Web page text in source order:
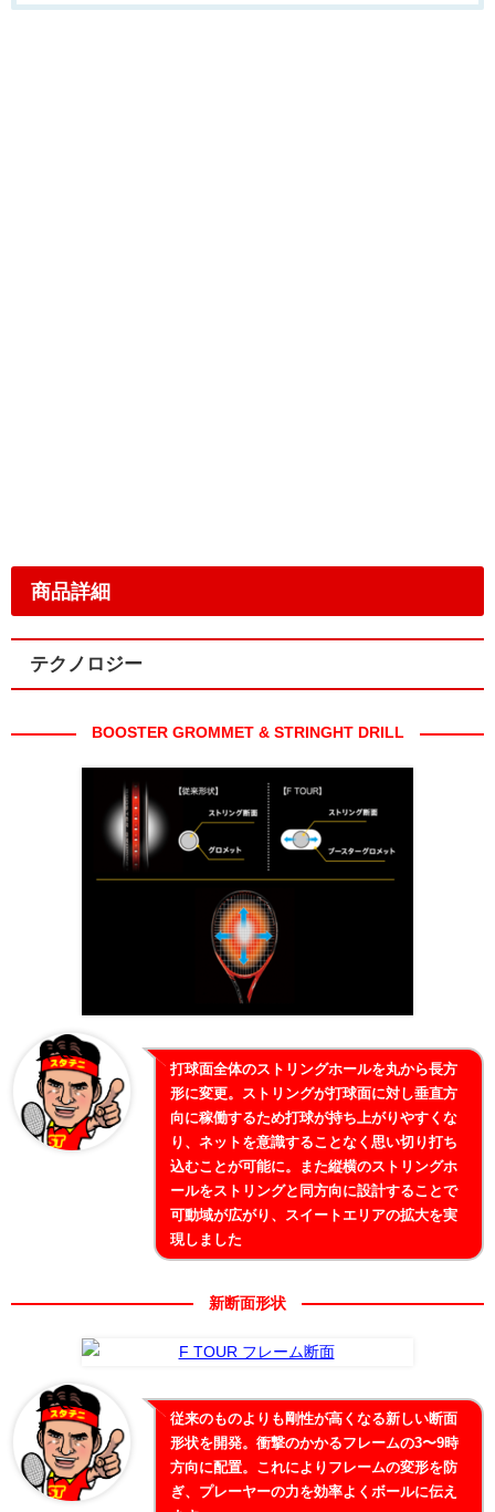
商品詳細
テクノロジー
BOOSTER GROMMET & STRINGHT DRILL
打球面全体のストリングホールを丸から長方
形に変更。ストリングが打球面に対し垂直方
向に稼働するため打球が持ち上がりやすくな
り、ネットを意識することなく思い切り打ち
込むことが可能に。また縦横のストリングホ
ールをストリングと同方向に設計することで
可動域が広がり、スイートエリアの拡大を実
現しました
新断面形状
従来のものよりも剛性が高くなる新しい断面
形状を開発。衝撃のかかるフレームの3〜9時
方向に配置。これによりフレームの変形を防
ぎ、プレーヤーの力を効率よくボールに伝え